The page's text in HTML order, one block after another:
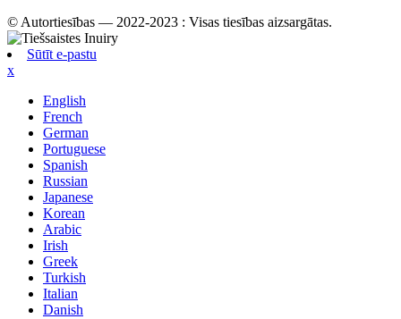
© Autortiesības — 2022-2023 : Visas tiesības aizsargātas.
Sūtīt e-pastu
x
English
French
German
Portuguese
Spanish
Russian
Japanese
Korean
Arabic
Irish
Greek
Turkish
Italian
Danish